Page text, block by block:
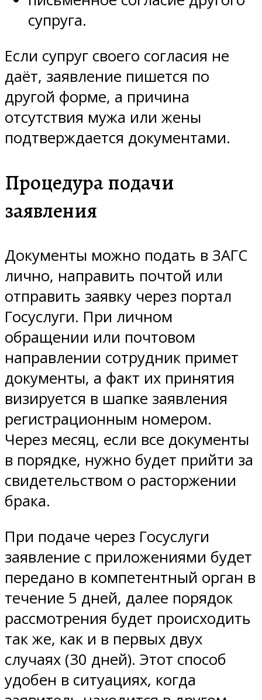
супруга.
Если супруг своего согласия не
даёт, заявление пишется по
другой форме, а причина
отсутствия мужа или жены
подтверждается документами.
Процедура подачи
заявления
Документы можно подать в ЗАГС
лично, направить почтой или
отправить заявку через портал
Госуслуги. При личном
обращении или почтовом
направлении сотрудник примет
документы, а факт их принятия
визируется в шапке заявления
регистрационным номером.
Через месяц, если все документы
в порядке, нужно будет прийти за
свидетельством о расторжении
брака.
При подаче через Госуслуги
заявление с приложениями будет
передано в компетентный орган в
течение 5 дней, далее порядок
рассмотрения будет происходить
так же, как и в первых двух
случаях (30 дней). Этот способ
удобен в ситуациях, когда